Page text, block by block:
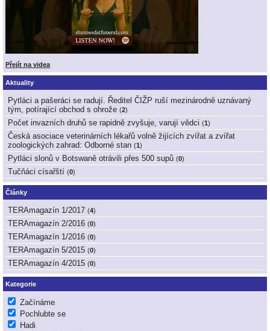
Přejít na videa
Aktuality
Pytláci a pašeráci se radují. Ředitel ČIŽP ruší mezinárodně uznávaný
tým, potírající obchod s ohrože (2)
Počet invazních druhů se rapidně zvyšuje, varují vědci (1)
Česká asociace veterinárních lékařů volně žijících zvířat a zvířat
zoologických zahrad: Odborné stan (1)
Pytláci slonů v Botswaně otrávili přes 500 supů (0)
Tučňáci císařští (0)
Články
TERAmagazín 1/2017 (4)
TERAmagazín 2/2016 (0)
TERAmagazín 1/2016 (0)
TERAmagazín 5/2015 (0)
TERAmagazín 4/2015 (0)
Kategorie
Začínáme
Pochlubte se
Hadi